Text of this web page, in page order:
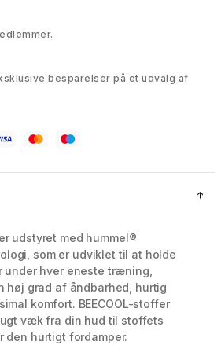
besparelser på et udvalg af
udstyret med hummel®
som er udviklet til at holde
under hver eneste træning,
høj grad af åndbarhed, hurtig
komfort. BEECOOL-stoffer
væk fra din hud til stoffets
den hurtigt fordamper.